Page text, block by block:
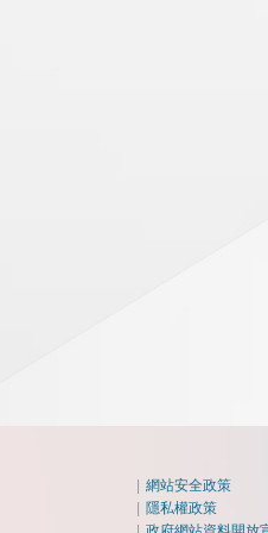
|網站安全政策
|隱私權政策